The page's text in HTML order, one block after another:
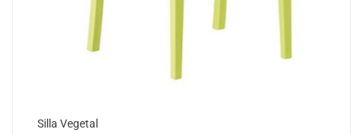
Silla Vegetal